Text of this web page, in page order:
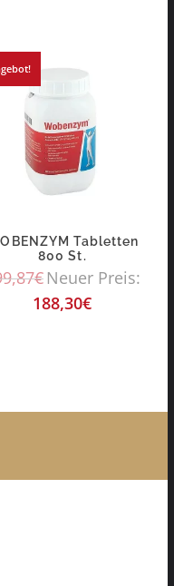
Tabletten
800 St.
€Neuer Preis:
188,30€